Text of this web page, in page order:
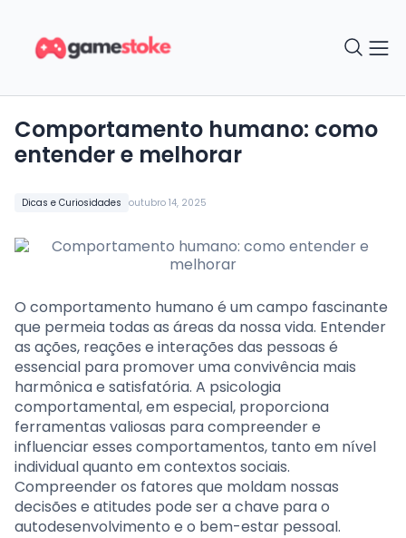
Dicas e Curiosidades outubro 14, 2025
Comportamento humano: como
entender e melhorar
O comportamento humano é um campo fascinante
que permeia todas as áreas da nossa vida. Entender
as ações, reações e interações das pessoas é
essencial para promover uma convivência mais
harmônica e satisfatória. A psicologia
comportamental, em especial, proporciona
ferramentas valiosas para compreender e
influenciar esses comportamentos, tanto em nível
individual quanto em contextos sociais.
Compreender os fatores que moldam nossas
decisões e atitudes pode ser a chave para o
autodesenvolvimento e o bem-estar pessoal.